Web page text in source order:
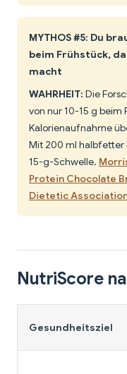
MYTHOS #5: Du
beim Frühstück,
macht
WAHRHEIT: Die
von nur 10-15 g beim
Kalorienaufnahme
Mit 200 ml halbfetter
15-g-Schwelle.
Protein Chocolate
Dietetic
NutriScore
Gesundheitsziel